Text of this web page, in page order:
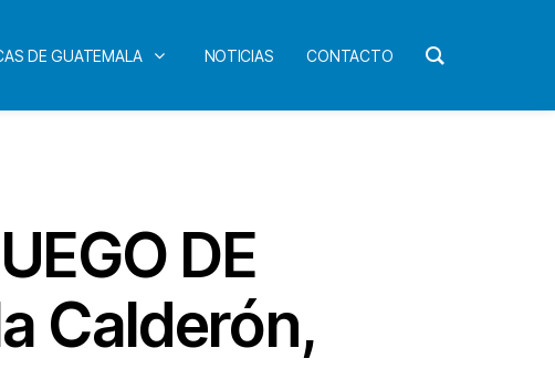
DE GUATEMALA NOTICIAS CONTACTO
DE
Calderón,